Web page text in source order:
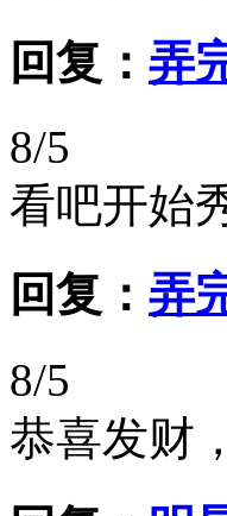
回复： 弄
8/5
看吧开始
回复： 弄
8/5
恭喜发财